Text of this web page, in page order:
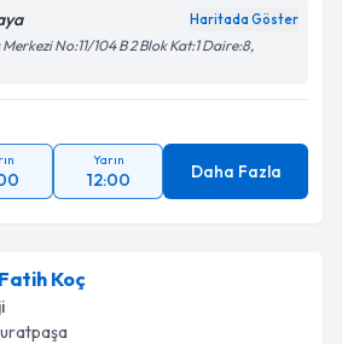
Haritada Göster
No:11/104 B 2 Blok Kat:1 Daire:8,
Yarın
12:00 Daha Fazla
Koç